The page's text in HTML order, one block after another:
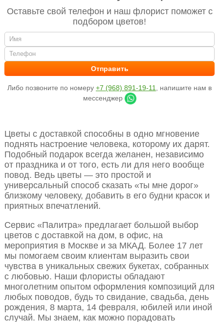
Оставьте свой телефон и наш флорист поможет с
подбором цветов!
Либо позвоните по номеру +7 (968) 891-19-11
, напишите нам в
мессенджер
Цветы с доставкой способны в одно мгновение
поднять настроение человека, которому их дарят.
Подобный подарок всегда желанен, независимо
от праздника и от того, есть ли для него вообще
повод. Ведь цветы — это простой и
универсальный способ сказать «ты мне дорог»
близкому человеку, добавить в его будни красок и
приятных впечатлений.
Сервис «Палитра» предлагает большой выбор
цветов с доставкой на дом, в офис, на
мероприятия в Москве и за МКАД. Более 17 лет
мы помогаем своим клиентам выразить свои
чувства в уникальных свежих букетах, собранных
с любовью. Наши флористы обладают
многолетним опытом оформления композиций для
любых поводов, будь то свидание, свадьба, день
рождения, 8 марта, 14 февраля, юбилей или иной
случай. Мы знаем, как можно порадовать